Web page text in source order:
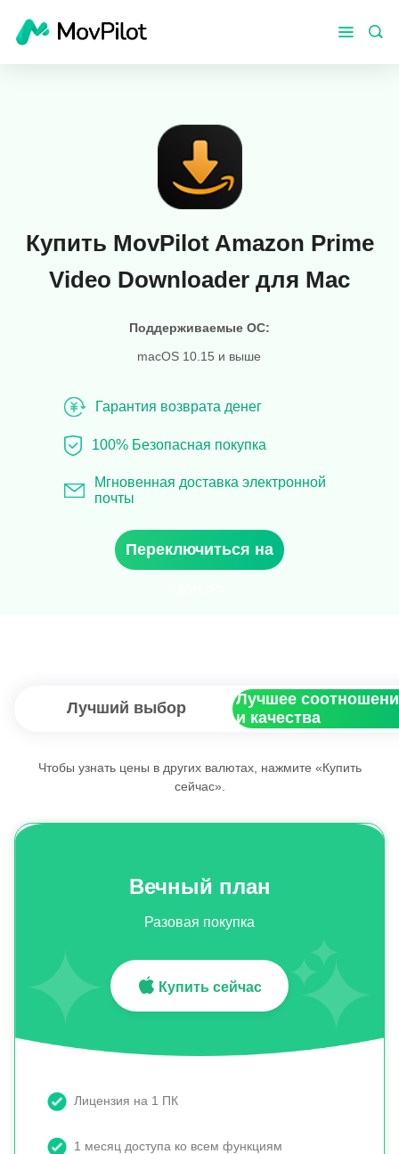
Купить MovPilot Amazon Prime
Video Downloader для Mac
Поддерживаемые ОС:
macOS 10.15 и выше
Переключиться на
Гарантия возврата денег
100% Безопасная покупка
Мгновенная доставка электронной
почты
Лучший выбор
Лучшее
и качества
Чтобы узнать цены в других валютах, нажмите «Купить
сейчас».
Вечный план
Разовая покупка
Купить сейчас
Лицензия на 1 ПК
1 месяц доступа ко всем функциям